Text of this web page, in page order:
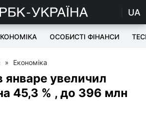
UA
ОСОБИСТІ ФІНАНСИ
» Економіка
январе увеличил
45,3 % , до 396 млн